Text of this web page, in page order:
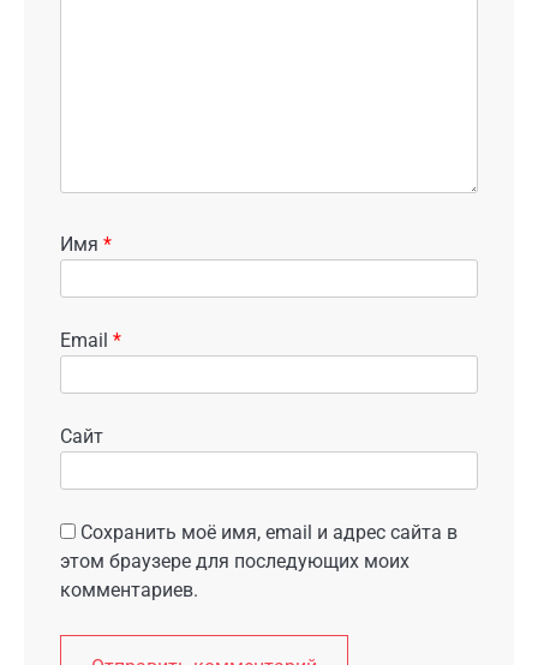
Имя *
Email *
Сайт
Сохранить моё имя, email и адрес сайта в
этом браузере для последующих моих
комментариев.